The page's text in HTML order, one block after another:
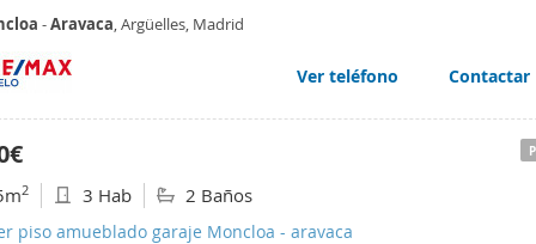
Una sede corporativa impecable que aúna representatividad,
y una ubicación imbatible en el centro de Madrid.
-Aravaca, Argüelles, Madrid
Ver teléfono Contactar
2 3 Hab 2 Baños
piso amueblado garaje Moncloa - aravaca